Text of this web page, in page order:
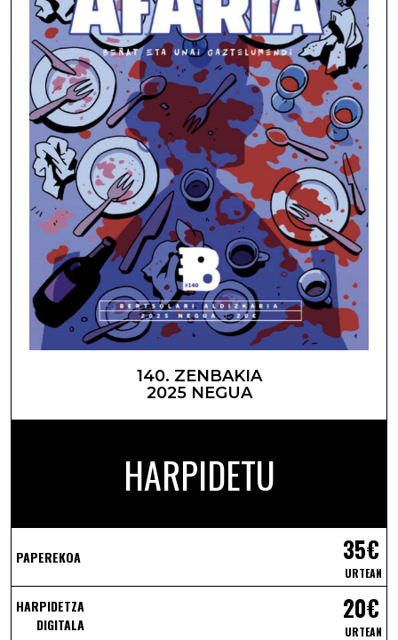
140. ZENBAKIA
2025 NEGUA
HARPIDETU
PAPEREKOA 35€
URTEAN
HARPIDETZA
DIGITALA
20€
URTEAN